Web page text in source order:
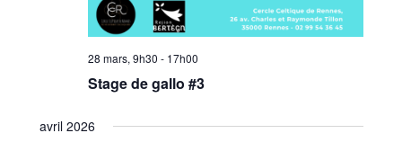
28 mars, 9h30 - 17h00
Stage de gallo #3
avril 2026